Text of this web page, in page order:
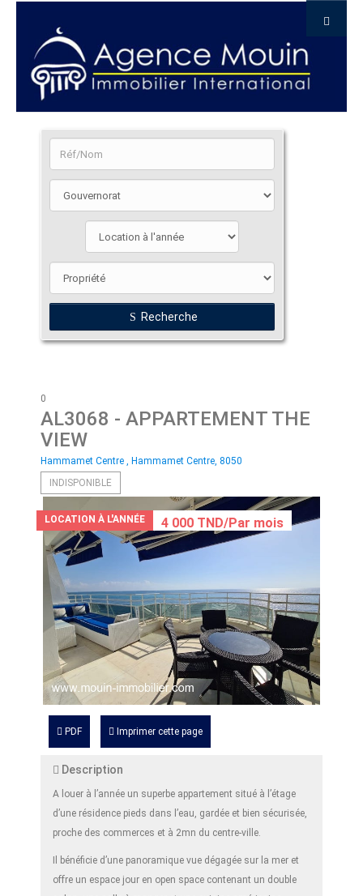
Recherche
0
AL3068 - APPARTEMENT THE
VIEW
Hammamet Centre , Hammamet Centre, 8050
INDISPONIBLE
LOCATION À L'ANNÉE 4 000 TND/Par mois
PDF Imprimer cette page
Description
A louer à l’année un superbe appartement situé à l’étage
d’une résidence pieds dans l’eau, gardée et bien sécurisée,
proche des commerces et à 2mn du centre-ville.
Il bénéficie d’une panoramique vue dégagée sur la mer et
offre un espace jour en open space contenant un double